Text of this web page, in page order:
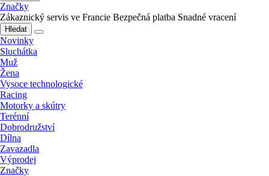
Značky
Zákaznický servis ve Francie Bezpečná platba Snadné vracení
Hledat
Novinky
Sluchátka
Muž
Žena
Vysoce technologické
Racing
Motorky a skútry
Terénní
Dobrodružství
Dílna
Zavazadla
Výprodej
Značky